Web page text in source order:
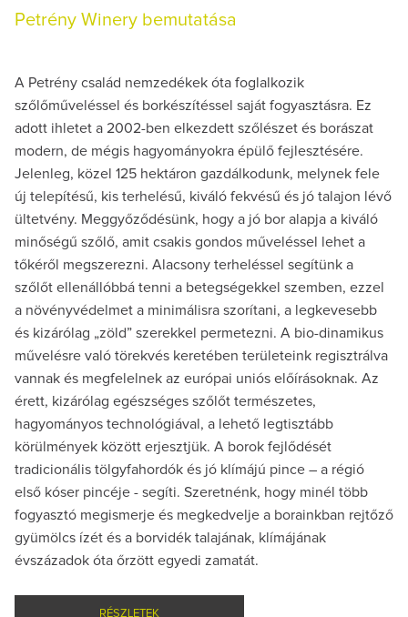
Petrény Winery bemutatása
A Petrény család nemzedékek óta foglalkozik
szőlőműveléssel és borkészítéssel saját fogyasztásra. Ez
adott ihletet a 2002-ben elkezdett szőlészet és borászat
modern, de mégis hagyományokra épülő fejlesztésére.
Jelenleg, közel 125 hektáron gazdálkodunk, melynek fele
új telepítésű, kis terhelésű, kiváló fekvésű és jó talajon lévő
ültetvény. Meggyőződésünk, hogy a jó bor alapja a kiváló
minőségű szőlő, amit csakis gondos műveléssel lehet a
tőkéről megszerezni. Alacsony terheléssel segítünk a
szőlőt ellenállóbbá tenni a betegségekkel szemben, ezzel
a növényvédelmet a minimálisra szorítani, a legkevesebb
és kizárólag „zöld” szerekkel permetezni. A bio-dinamikus
művelésre való törekvés keretében területeink regisztrálva
vannak és megfelelnek az európai uniós előírásoknak. Az
érett, kizárólag egészséges szőlőt természetes,
hagyományos technológiával, a lehető legtisztább
körülmények között erjesztjük. A borok fejlődését
tradicionális tölgyfahordók és jó klímájú pince – a régió
első kóser pincéje - segíti. Szeretnénk, hogy minél több
fogyasztó megismerje és megkedvelje a borainkban rejtőző
gyümölcs ízét és a borvidék talajának, klímájának
évszázadok óta őrzött egyedi zamatát.
RÉSZLETEK